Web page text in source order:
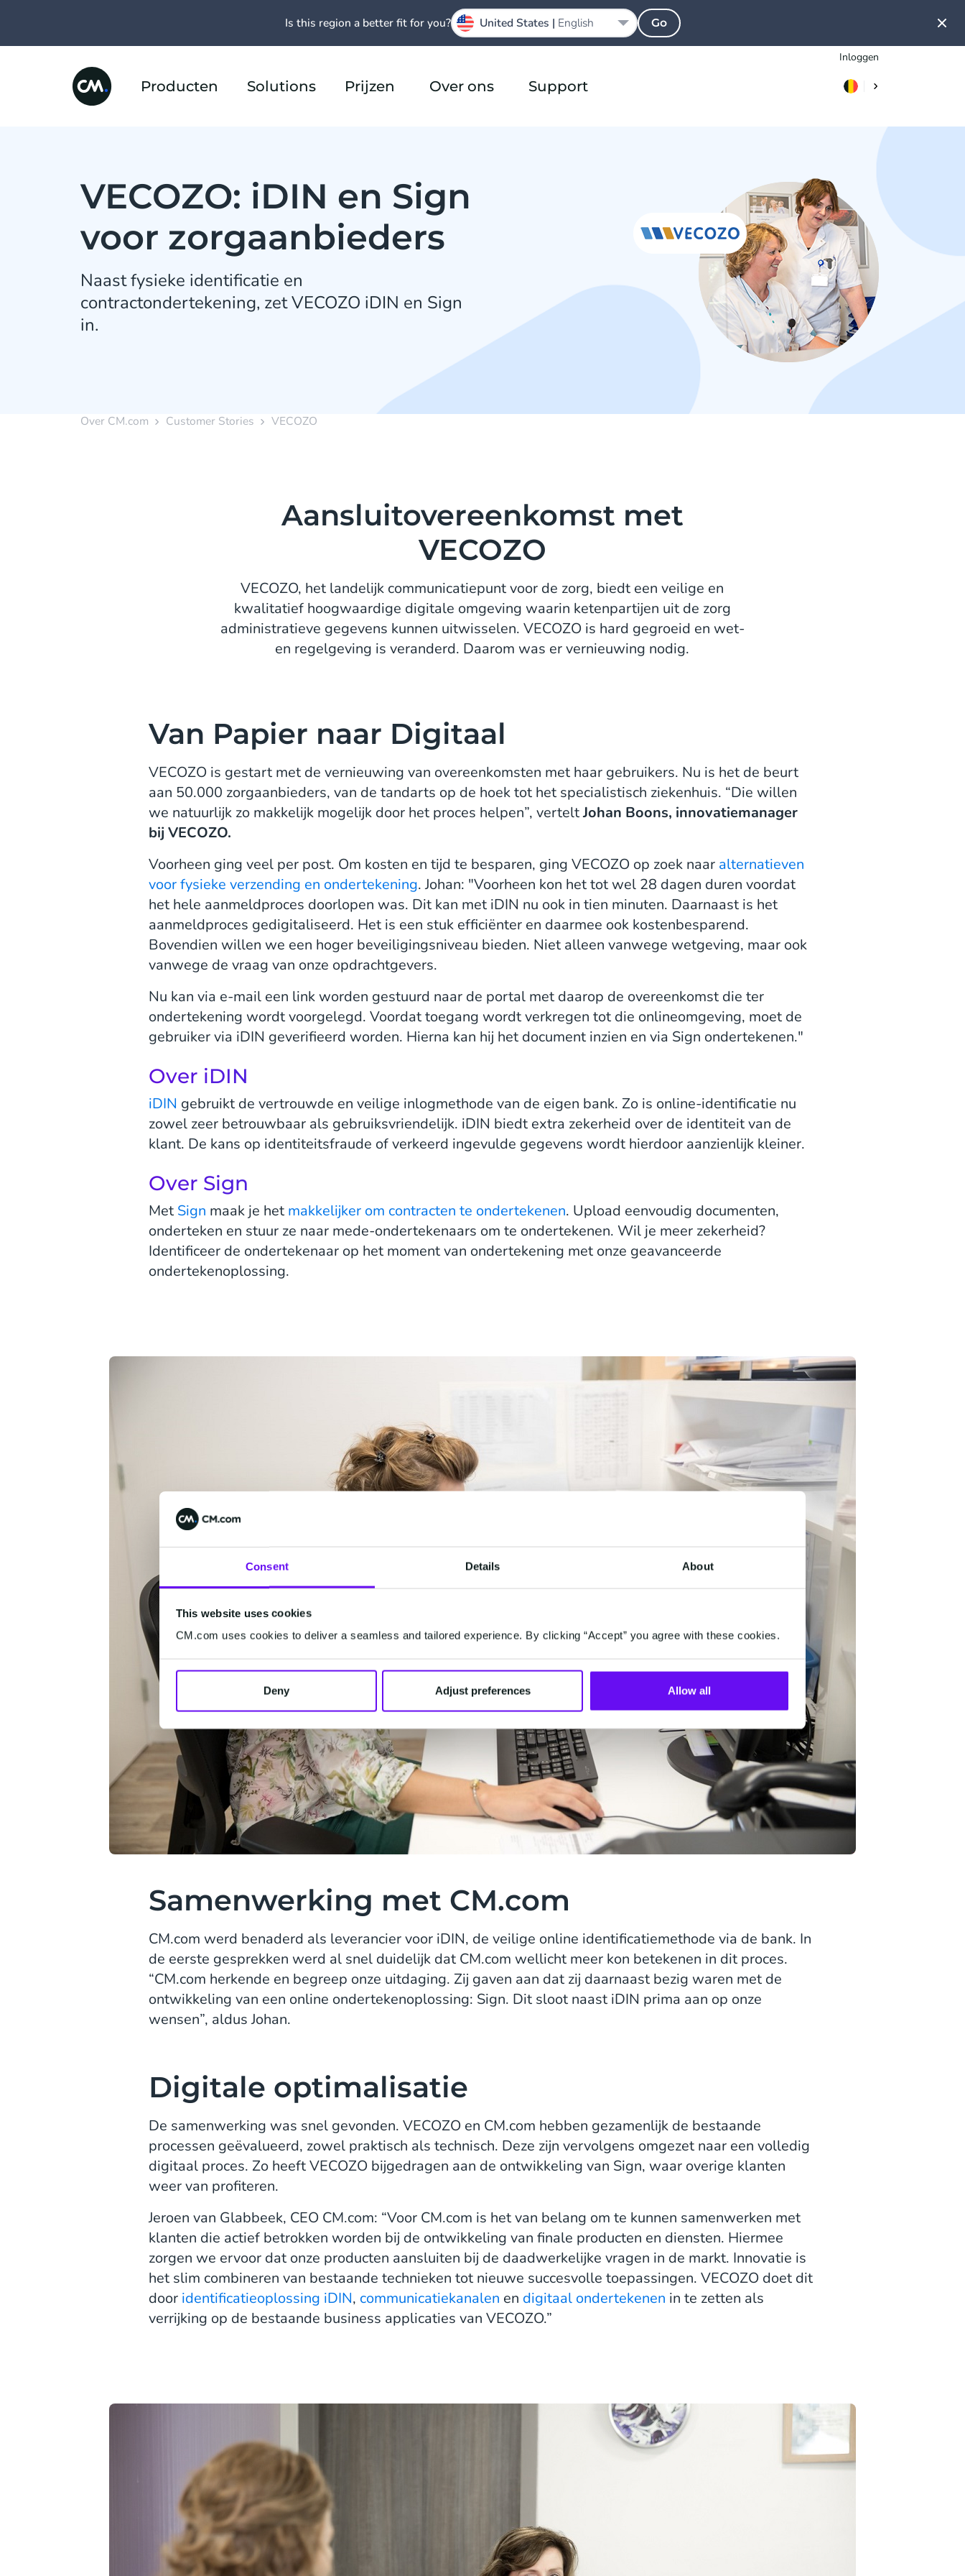
Consent Details About
This website uses cookies
CM.com uses cookies to deliver a seamless and tailored experience. By clicking “Accept” you agree with these cookies.
Deny Adjust preferences Allow all
Inloggen
Producten Solutions Prijzen Over ons Support
VECOZO: iDIN en Sign
voor zorgaanbieders
Naast fysieke identificatie en
contractondertekening, zet VECOZO iDIN en Sign
in.
Over CM.com Customer Stories VECOZO
Aansluitovereenkomst met
VECOZO
VECOZO, het landelijk communicatiepunt voor de zorg, biedt een veilige en
kwalitatief hoogwaardige digitale omgeving waarin ketenpartijen uit de zorg
administratieve gegevens kunnen uitwisselen. VECOZO is hard gegroeid en wet-
en regelgeving is veranderd. Daarom was er vernieuwing nodig.
Van Papier naar Digitaal
VECOZO is gestart met de vernieuwing van overeenkomsten met haar gebruikers. Nu is het de beurt
aan 50.000 zorgaanbieders, van de tandarts op de hoek tot het specialistisch ziekenhuis. “Die willen
we natuurlijk zo makkelijk mogelijk door het proces helpen”, verteltJohan Boons, innovatiemanager
bij VECOZO.
Voorheen ging veel per post. Om kosten en tijd te besparen, ging VECOZO op zoek naar alternatieven
voor fysieke verzending en ondertekening. Johan: "Voorheen kon het tot wel 28 dagen duren voordat
het hele aanmeldproces doorlopen was. Dit kan met iDIN nu ook in tien minuten. Daarnaast is het
aanmeldproces gedigitaliseerd. Het is een stuk efficiënter en daarmee ook kostenbesparend.
Bovendien willen we een hoger beveiligingsniveau bieden. Niet alleen vanwege wetgeving, maar ook
vanwege de vraag van onze opdrachtgevers.
Nu kan via e-mail een link worden gestuurd naar de portal met daarop de overeenkomst die ter
ondertekening wordt voorgelegd. Voordat toegang wordt verkregen tot die onlineomgeving, moet de
gebruiker via iDIN geverifieerd worden. Hierna kan hij het document inzien en via Sign ondertekenen."
Over iDIN
iDIN gebruikt de vertrouwde en veilige inlogmethode van de eigen bank. Zo is online-identificatie nu
zowel zeer betrouwbaar als gebruiksvriendelijk. iDIN biedt extra zekerheid over de identiteit van de
klant. De kans op identiteitsfraude of verkeerd ingevulde gegevens wordt hierdoor aanzienlijk kleiner.
Over Sign
Met Sign maak je het makkelijker om contracten te ondertekenen. Upload eenvoudig documenten,
onderteken en stuur ze naar mede-ondertekenaars om te ondertekenen. Wil je meer zekerheid?
Identificeer de ondertekenaar op het moment van ondertekening met onze geavanceerde
ondertekenoplossing.
Samenwerking met CM.com
CM.com werd benaderd als leverancier voor iDIN, de veilige online identificatiemethode via de bank. In
de eerste gesprekken werd al snel duidelijk dat CM.com wellicht meer kon betekenen in dit proces.
“CM.com herkende en begreep onze uitdaging. Zij gaven aan dat zij daarnaast bezig waren met de
ontwikkeling van een online ondertekenoplossing: Sign. Dit sloot naast iDIN prima aan op onze
wensen”, aldus Johan.
Digitale optimalisatie
De samenwerking was snel gevonden. VECOZO en CM.com hebben gezamenlijk de bestaande
processen geëvalueerd, zowel praktisch als technisch. Deze zijn vervolgens omgezet naar een volledig
digitaal proces. Zo heeft VECOZO bijgedragen aan de ontwikkeling van Sign, waar overige klanten
weer van profiteren.
Jeroen van Glabbeek, CEO CM.com: “Voor CM.com is het van belang om te kunnen samenwerken met
klanten die actief betrokken worden bij de ontwikkeling van finale producten en diensten. Hiermee
zorgen we ervoor dat onze producten aansluiten bij de daadwerkelijke vragen in de markt. Innovatie is
het slim combineren van bestaande technieken tot nieuwe succesvolle toepassingen. VECOZO doet dit
door identificatieoplossing iDIN, communicatiekanalen en digitaal ondertekenen in te zetten als
verrijking op de bestaande business applicaties van VECOZO.”
Is this region a better fit for you? United States | English Go